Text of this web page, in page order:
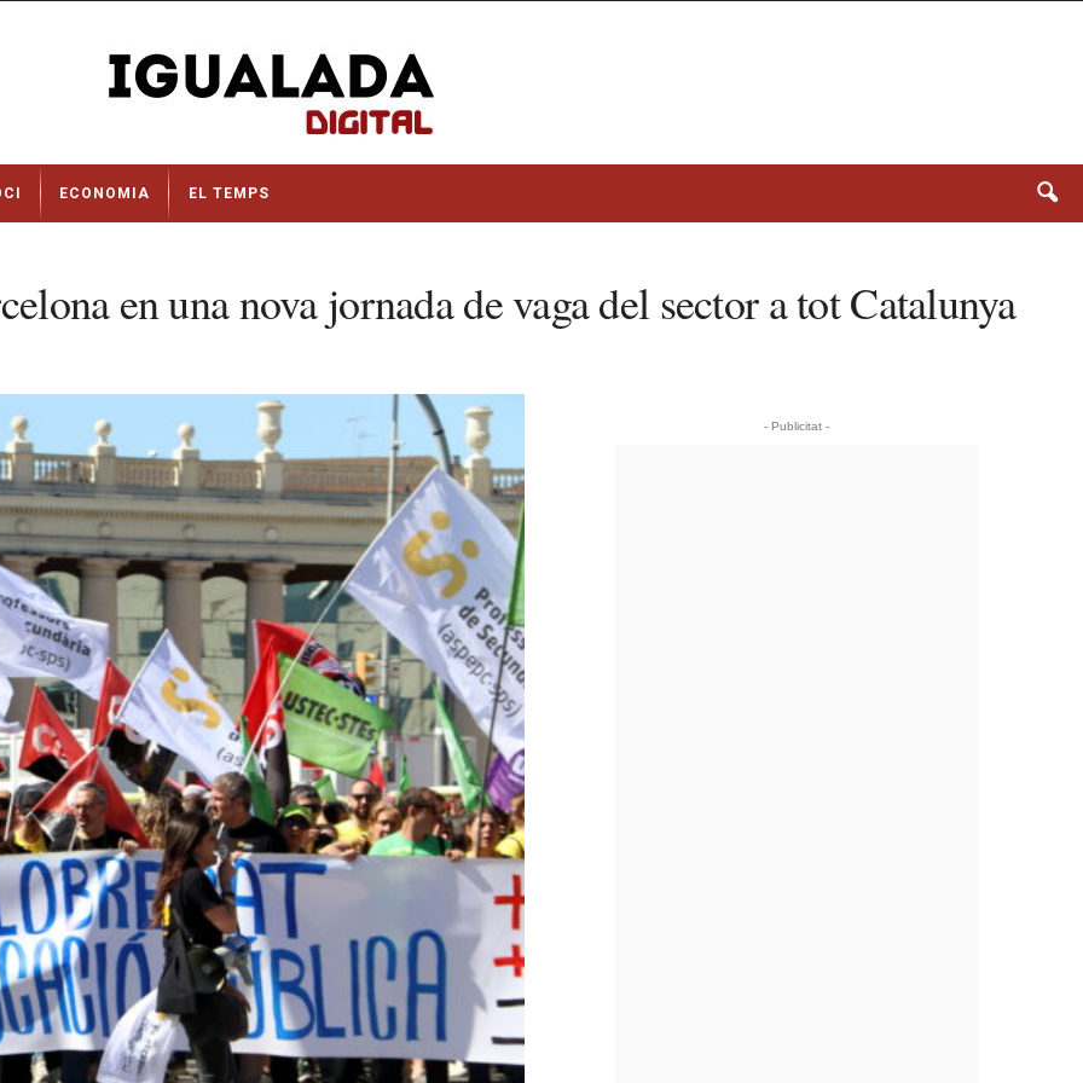
ECONOMIA EL TEMPS
en una nova jornada de vaga del sector a tot Catalunya
- Publicitat -